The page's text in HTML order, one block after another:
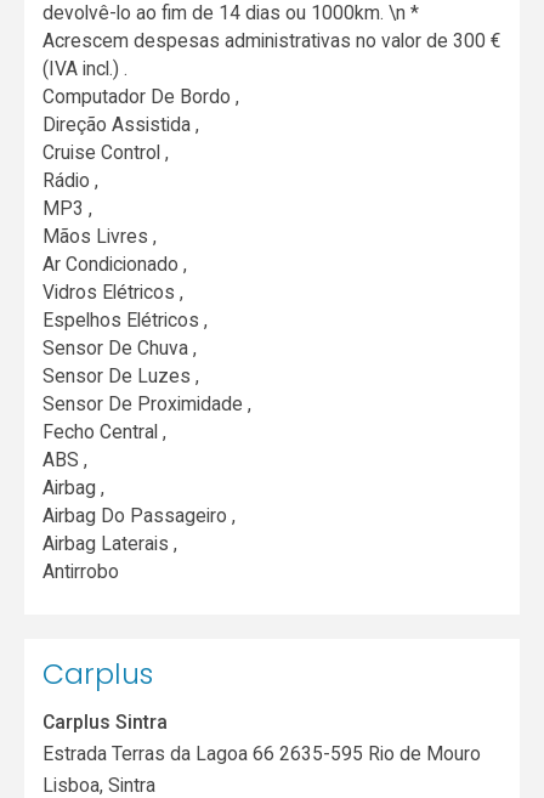
devolvê-lo ao fim de 14 dias ou 1000km. \n *
Acrescem despesas administrativas no valor de 300 €
(IVA incl.) .
Computador De Bordo ,
Direção Assistida ,
Cruise Control ,
Rádio ,
MP3 ,
Mãos Livres ,
Ar Condicionado ,
Vidros Elétricos ,
Espelhos Elétricos ,
Sensor De Chuva ,
Sensor De Luzes ,
Sensor De Proximidade ,
Fecho Central ,
ABS ,
Airbag ,
Airbag Do Passageiro ,
Airbag Laterais ,
Antirrobo
Carplus
Carplus Sintra
Estrada Terras da Lagoa 66 2635-595 Rio de Mouro
Lisboa,Sintra